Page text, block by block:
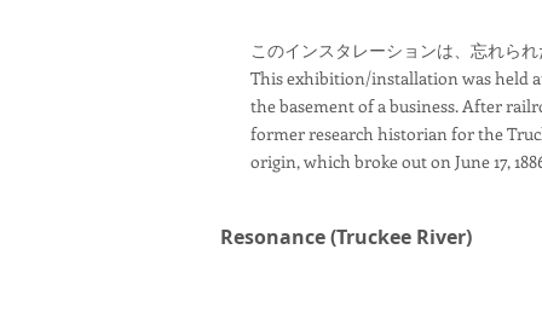
このインスタレーションは、忘れら
This exhibition/installation was held
the basement of a business. After
former research historian for the
origin, which broke out on June 17,
Resonance (Truckee River)